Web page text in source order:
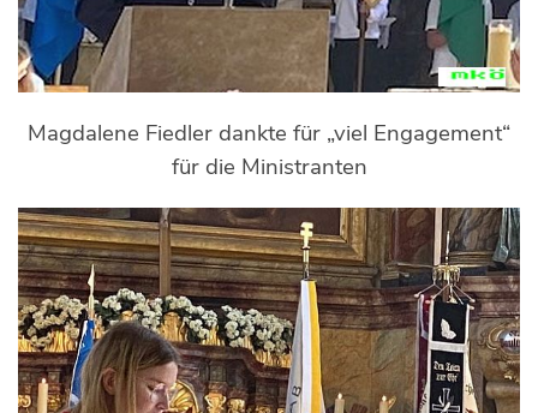
Magdalene Fiedler dankte für „viel Engagement“
für die Ministranten